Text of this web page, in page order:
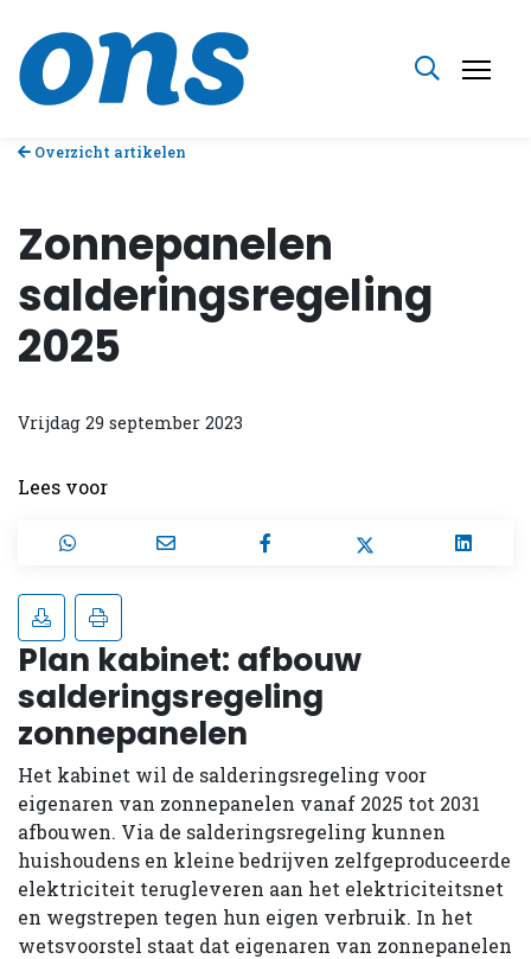
Overzicht artikelen
Zonnepanelen
salderingsregeling
2025
Vrijdag 29 september 2023
Lees voor
Plan kabinet: afbouw
salderingsregeling
zonnepanelen
Het kabinet wil de salderingsregeling voor
eigenaren van zonnepanelen vanaf 2025 tot 2031
afbouwen. Via de salderingsregeling kunnen
huishoudens en kleine bedrijven zelfgeproduceerde
elektriciteit terugleveren aan het elektriciteitsnet
en wegstrepen tegen hun eigen verbruik. In het
wetsvoorstel staat dat eigenaren van zonnepanelen